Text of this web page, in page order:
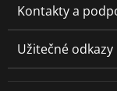
Kontakty a
Užitečné odkazy